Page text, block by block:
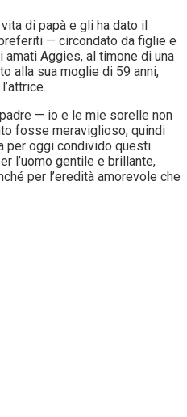
di papà e gli ha dato il
— circondato da figlie e
Aggies, al timone di una
alla sua moglie di 59 anni,
— io e le mie sorelle non
fosse meraviglioso, quindi
per oggi condivido questi
l’uomo gentile e brillante,
per l’eredità amorevole che